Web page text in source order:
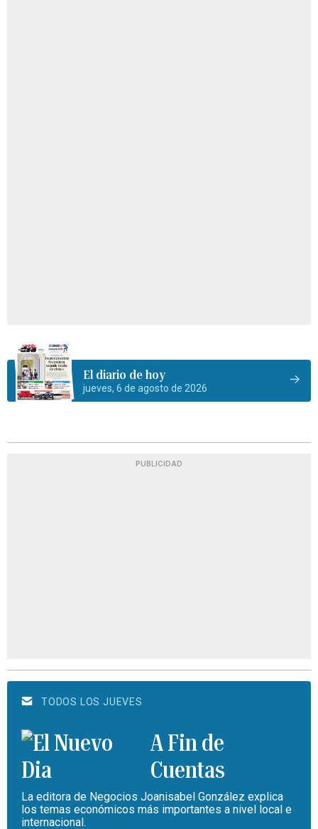
El diario de hoy
jueves, 6 de agosto de 2026
PUBLICIDAD
TODOS LOS JUEVES
A Fin de
Cuentas
La editora de Negocios Joanisabel González explica
los temas económicos más importantes a nivel local e
internacional.